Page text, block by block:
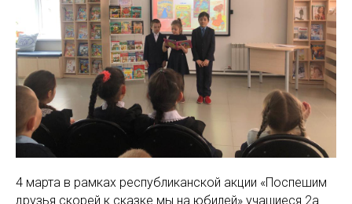
4 марта в рамках республиканской акции «Поспешим
друзья скорей к сказке мы на юбилей» учащиеся 2а